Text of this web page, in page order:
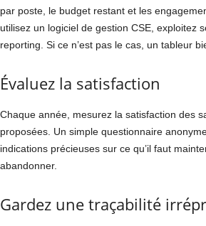
par poste, le budget restant et les
utilisez un logiciel de gestion CSE, exploitez
reporting. Si ce n’est pas le cas, un tableur
Évaluez la satisfaction
Chaque année, mesurez la satisfaction des
proposées. Un simple questionnaire
indications précieuses sur ce qu’il faut
abandonner.
Gardez une traçabilité